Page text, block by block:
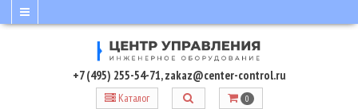
+7 (495) 255-54-71,zakaz@center-control.ru
Каталог 0